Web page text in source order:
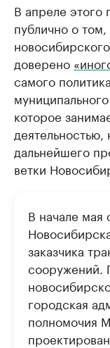
В апреле этого
публично о
доверено
самого
которое
деятельностью,
дальнейшего
ветки
В начале мая
заказчика
сооружений.
городская
полномочия